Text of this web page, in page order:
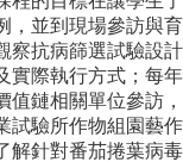
，並到現場參訪與
察抗病篩選試驗設
實際執行方式；每
值鏈相關單位參訪
試驗所作物組園藝
解針對番茄捲葉病